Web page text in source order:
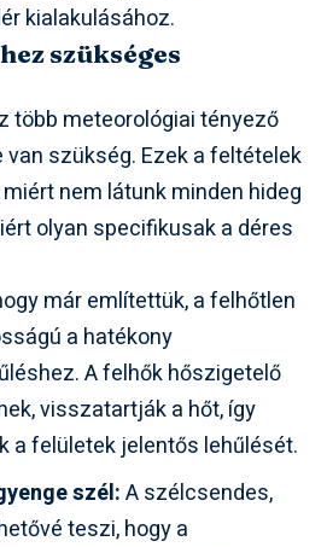
kialakulásához.
szükséges
több meteorológiai tényező
szükség. Ezek a feltételek
nem látunk minden hideg
olyan specifikusak a déres
már említettük, a felhőtlen
a hatékony
A felhők hőszigetelő
visszatartják a hőt, így
a felületek jelentős lehűlését.
szél:A szélcsendes,
teszi, hogy a